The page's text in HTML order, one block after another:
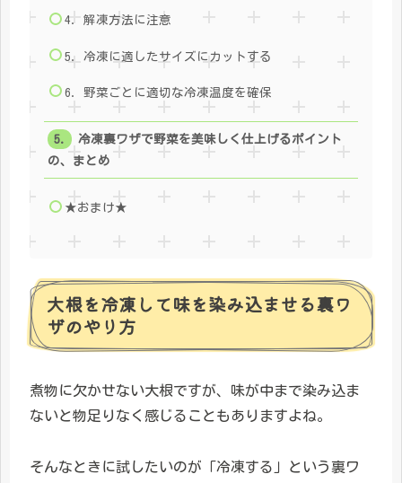
4. 解凍方法に注意
5. 冷凍に適したサイズにカットする
6. 野菜ごとに適切な冷凍温度を確保
冷凍裏ワザで野菜を美味しく仕上げるポイント
の、まとめ
★おまけ★
大根を冷凍して味を染み込ませる裏ワ
ザのやり方
煮物に欠かせない大根ですが、味が中まで染み込ま
ないと物足りなく感じることもありますよね。
そんなときに試したいのが「冷凍する」という裏ワ